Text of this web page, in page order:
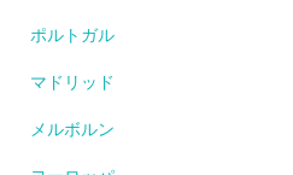
ポルトガル
マドリッド
メルボルン